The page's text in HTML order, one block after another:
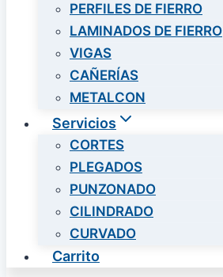
PERFILES DE FIERRO
LAMINADOS DE FIERRO
VIGAS
CAÑERÍAS
METALCON
Servicios
CORTES
PLEGADOS
PUNZONADO
CILINDRADO
CURVADO
Carrito